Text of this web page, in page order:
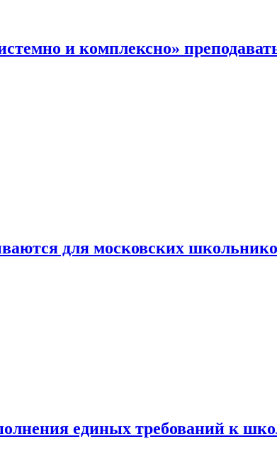
и комплексно»
для московских
единых требований к